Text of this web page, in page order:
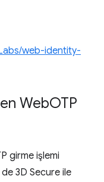
web-identity-
WebOTP
girme işlemi
3D Secure ile